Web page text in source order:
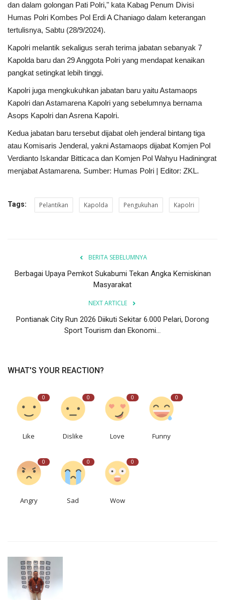
dan dalam golongan Pati Polri," kata Kabag Penum Divisi
Humas Polri Kombes Pol Erdi A Chaniago dalam keterangan
tertulisnya, Sabtu (28/9/2024).
Kapolri melantik sekaligus serah terima jabatan sebanyak 7
Kapolda baru dan 29 Anggota Polri yang mendapat kenaikan
pangkat setingkat lebih tinggi.
Kapolri juga mengkukuhkan jabatan baru yaitu Astamaops
Kapolri dan Astamarena Kapolri yang sebelumnya bernama
Asops Kapolri dan Asrena Kapolri.
Kedua jabatan baru tersebut dijabat oleh jenderal bintang tiga
atau Komisaris Jenderal, yakni Astamaops dijabat Komjen Pol
Verdianto Iskandar Bitticaca dan Komjen Pol Wahyu Hadiningrat
menjabat Astamarena. Sumber: Humas Polri | Editor: ZKL.
Tags: Pelantikan Kapolda Pengukuhan Kapolri
BERITA SEBELUMNYA
Berbagai Upaya Pemkot Sukabumi Tekan Angka Kemiskinan
Masyarakat
NEXT ARTICLE
Pontianak City Run 2026 Diikuti Sekitar 6.000 Pelari, Dorong
Sport Tourism dan Ekonomi...
WHAT'S YOUR REACTION?
0
Like
0
Dislike
0
Love
0
Funny
0
Angry
0
Sad
0
Wow